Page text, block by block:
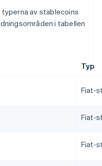
av stablecoins
i tabellen
Typ
Fiat-
Fiat-
Fiat-